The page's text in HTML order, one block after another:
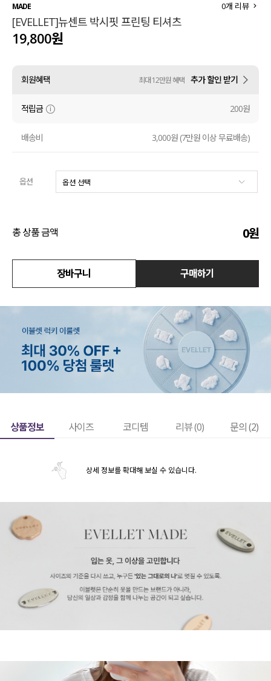
티셔츠
셔츠
원피스
니트
언더웨어
MADE
[EVELLET]뉴센트 박시핏 프린팅 티셔츠
0개 리뷰
19,800원
회원혜택 최대 12만원 혜택 추가 할인 받기
적립금 200원
배송비 3,000원 (7만원 이상 무료배송)
옵션
총 상품 금액 0원
장바구니 구매하기
상품정보 사이즈 코디템 리뷰 (0) 문의 (2)
상세 정보를 확대해 보실 수 있습니다.